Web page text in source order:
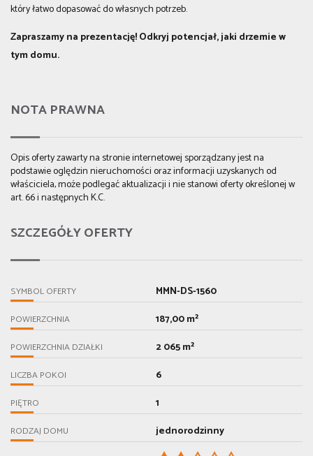
który łatwo dopasować do własnych potrzeb.
Zapraszamy na prezentację! Odkryj potencjał, jaki drzemie w
tym domu.
NOTA PRAWNA
Opis oferty zawarty na stronie internetowej sporządzany jest na
podstawie oględzin nieruchomości oraz informacji uzyskanych od
właściciela, może podlegać aktualizacji i nie stanowi oferty określonej w
art. 66 i następnych K.C.
SZCZEGÓŁY OFERTY
SYMBOL OFERTY MMN-DS-1560
POWIERZCHNIA 187,00 m²
POWIERZCHNIA DZIAŁKI 2 065 m²
LICZBA POKOI 6
PIĘTRO 1
RODZAJ DOMU jednorodzinny